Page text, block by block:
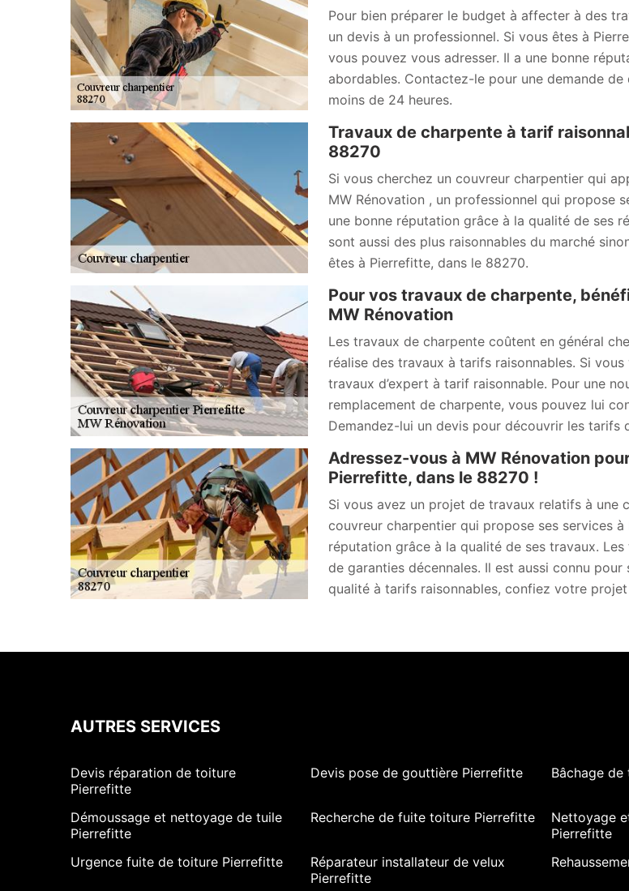
Pour bien préparer le budget à affecter à des
un devis à un professionnel. Si vous êtes à
vous pouvez vous adresser. Il a une bonne
abordables. Contactez-le pour une demande
moins de 24 heures.
Travaux de charpente à tarif
88270
Si vous cherchez un couvreur charpentier qui
MW Rénovation , un professionnel qui propose
une bonne réputation grâce à la qualité de ses
sont aussi des plus raisonnables du marché
êtes à Pierrefitte, dans le 88270.
Pour vos travaux de charpente,
MW Rénovation
Les travaux de charpente coûtent en général
réalise des travaux à tarifs raisonnables. Si
travaux d’expert à tarif raisonnable. Pour une
remplacement de charpente, vous pouvez lui
Demandez-lui un devis pour découvrir les tarifs
Adressez-vous à MW Rénovation
Pierrefitte, dans le 88270 !
Si vous avez un projet de travaux relatifs à une
couvreur charpentier qui propose ses services
réputation grâce à la qualité de ses travaux.
de garanties décennales. Il est aussi connu
qualité à tarifs raisonnables, confiez votre
AUTRES SERVICES
Devis réparation de toiture
Pierrefitte
Devis pose de gouttière Pierrefitte Bâchage
Démoussage et nettoyage de tuile
Pierrefitte
Recherche de fuite toiture Pierrefitte
Nettoyage
Pierrefitte
Urgence fuite de toiture Pierrefitte
Réparateur installateur de velux
Pierrefitte